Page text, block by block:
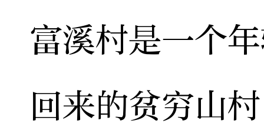
富溪村是一个
回来的贫穷山